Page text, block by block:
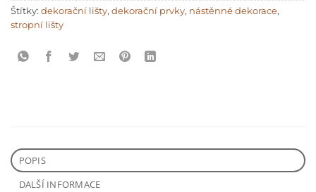
Štítky: dekorační lišty, dekorační prvky, nástěnné dekorace,
stropní lišty
POPIS
DALŠÍ INFORMACE